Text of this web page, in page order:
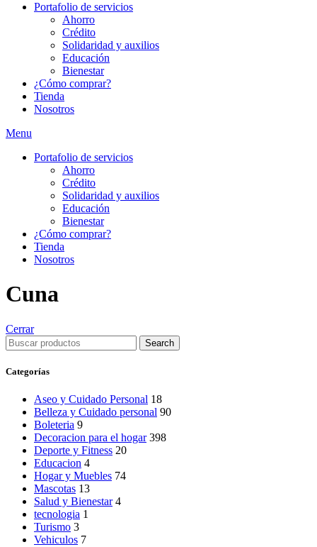
Portafolio de servicios
Ahorro
Crédito
Solidaridad y auxilios
Educación
Bienestar
¿Cómo comprar?
Tienda
Nosotros
Menu
Portafolio de servicios
Ahorro
Crédito
Solidaridad y auxilios
Educación
Bienestar
¿Cómo comprar?
Tienda
Nosotros
Cuna
Cerrar
Search
Categorías
Aseo y Cuidado Personal 18
Belleza y Cuidado personal 90
Boleteria 9
Decoracion para el hogar 398
Deporte y Fitness 20
Educacion 4
Hogar y Muebles 74
Mascotas 13
Salud y Bienestar 4
tecnologia 1
Turismo 3
Vehiculos 7